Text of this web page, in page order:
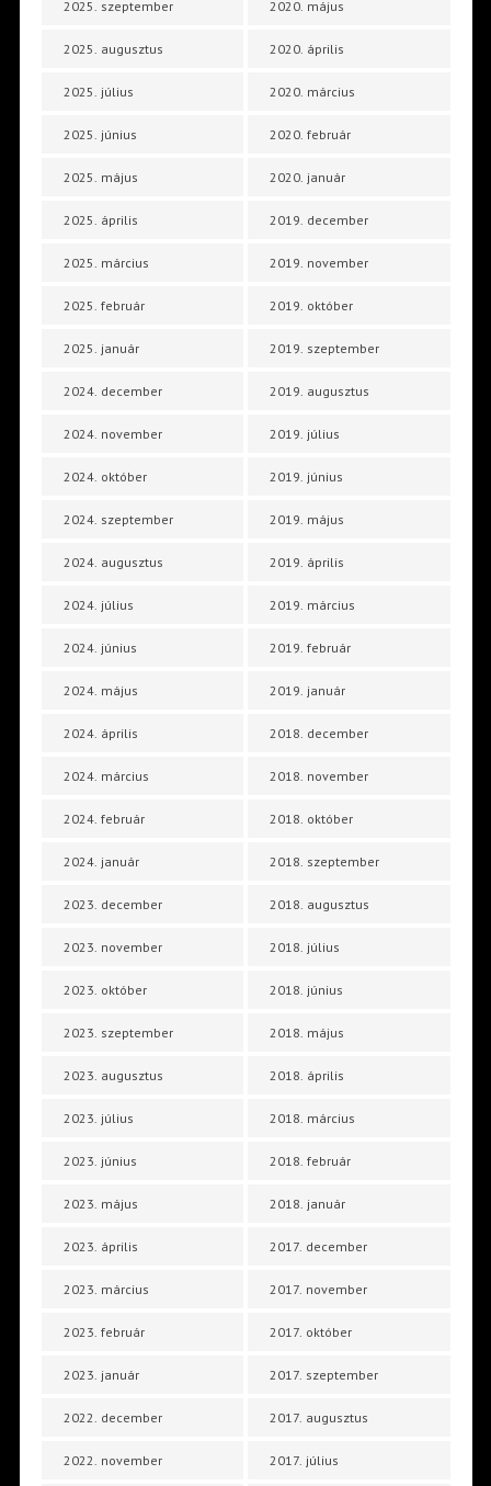
2025. szeptember
2025. augusztus
2025. július
2025. június
2025. május
2025. április
2025. március
2025. február
2025. január
2024. december
2024. november
2024. október
2024. szeptember
2024. augusztus
2024. július
2024. június
2024. május
2024. április
2024. március
2024. február
2024. január
2023. december
2023. november
2023. október
2023. szeptember
2023. augusztus
2023. július
2023. június
2023. május
2023. április
2023. március
2023. február
2023. január
2022. december
2022. november
2020. május
2020. április
2020. március
2020. február
2020. január
2019. december
2019. november
2019. október
2019. szeptember
2019. augusztus
2019. július
2019. június
2019. május
2019. április
2019. március
2019. február
2019. január
2018. december
2018. november
2018. október
2018. szeptember
2018. augusztus
2018. július
2018. június
2018. május
2018. április
2018. március
2018. február
2018. január
2017. december
2017. november
2017. október
2017. szeptember
2017. augusztus
2017. július